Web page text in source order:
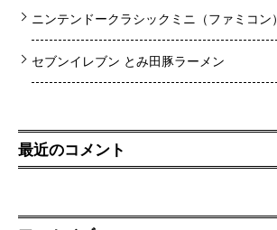
ニンテンドークラシックミニ（ファミコン）
セブンイレブン とみ田豚ラーメン
最近のコメント